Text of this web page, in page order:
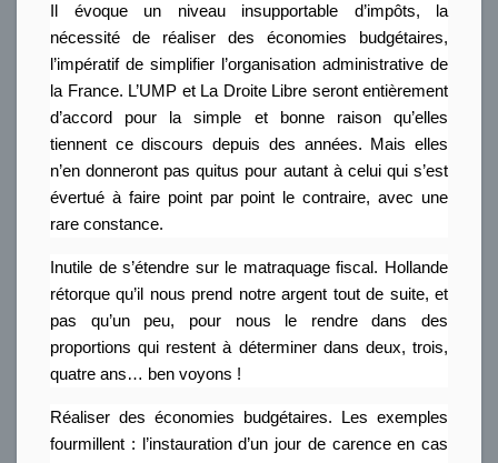
Il évoque un niveau insupportable d’impôts, la
nécessité de réaliser des économies budgétaires,
l’impératif de simplifier l’organisation administrative de
la France. L’UMP et La Droite Libre seront entièrement
d’accord pour la simple et bonne raison qu’elles
tiennent ce discours depuis des années. Mais elles
n’en donneront pas quitus pour autant à celui qui s’est
évertué à faire point par point le contraire, avec une
rare constance.
Inutile de s’étendre sur le matraquage fiscal. Hollande
rétorque qu’il nous prend notre argent tout de suite, et
pas qu’un peu, pour nous le rendre dans des
proportions qui restent à déterminer dans deux, trois,
quatre ans… ben voyons !
Réaliser des économies budgétaires. Les exemples
fourmillent : l’instauration d’un jour de carence en cas